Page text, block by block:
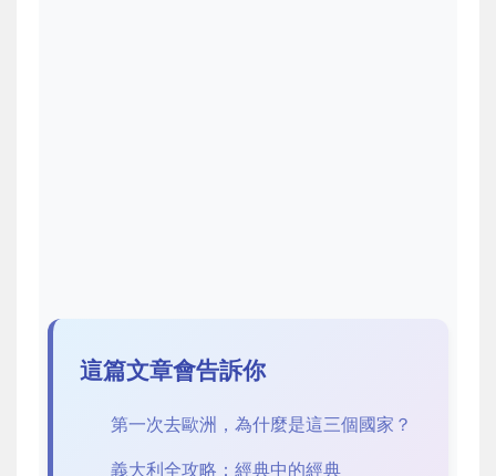
這篇文章會告訴你
第一次去歐洲，為什麼是這三個國家？
義大利全攻略：經典中的經典